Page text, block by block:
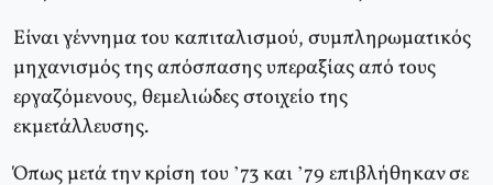
Είναι γέννημα του καπιταλισμού, συμπληρωματικός
μηχανισμός της απόσπασης υπεραξίας από τους
εργαζόμενους, θεμελιώδες στοιχείο της
εκμετάλλευσης.
Όπως μετά την κρίση του ’73 και ’79 επιβλήθηκαν σε